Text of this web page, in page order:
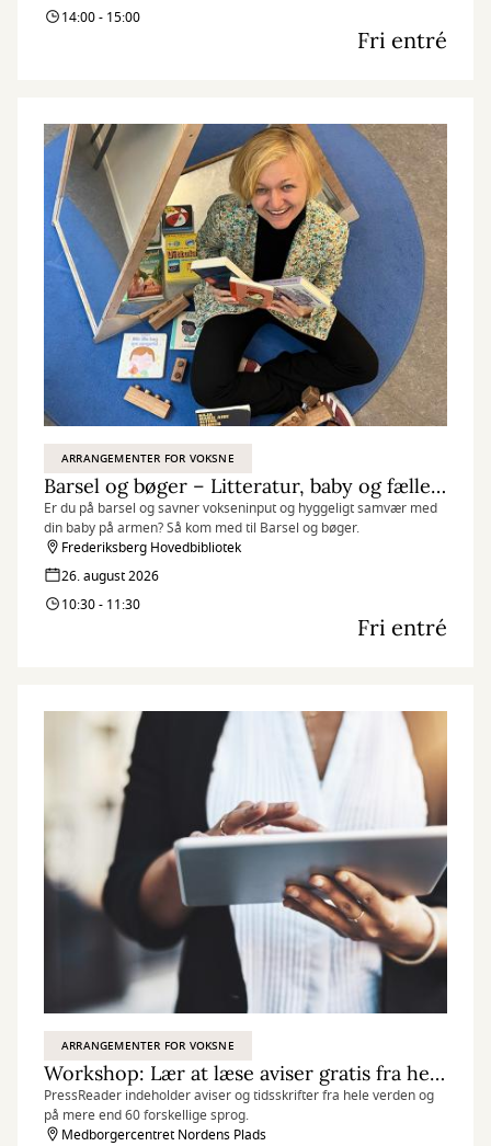
14:00 - 15:00
Fri entré
ARRANGEMENTER FOR VOKSNE
Barsel og bøger – Litteratur, baby og fællesskab
Er du på barsel og savner vokseninput og hyggeligt samvær med
din baby på armen? Så kom med til Barsel og bøger.
Frederiksberg Hovedbibliotek
26. august 2026
10:30 - 11:30
Fri entré
ARRANGEMENTER FOR VOKSNE
Workshop: Lær at læse aviser gratis fra hele verden med PressReader
PressReader indeholder aviser og tidsskrifter fra hele verden og
på mere end 60 forskellige sprog.
Medborgercentret Nordens Plads